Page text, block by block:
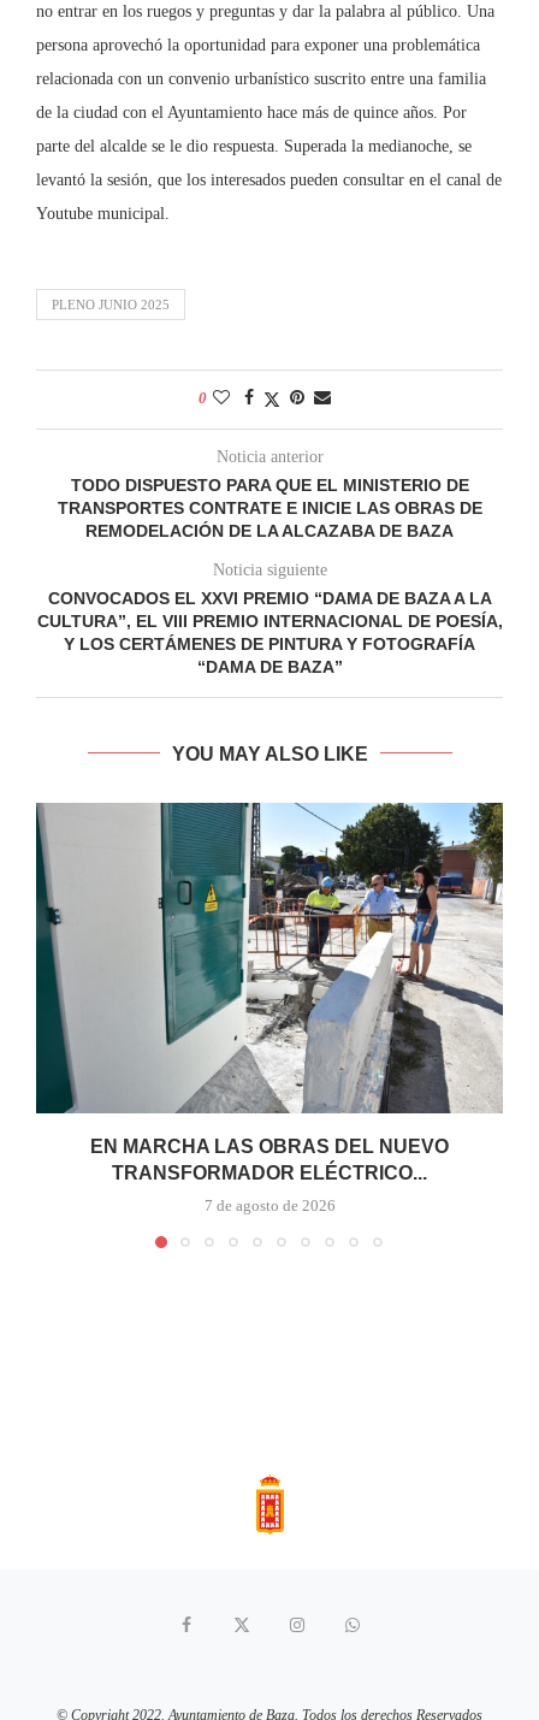
no entrar en los ruegos y preguntas y dar la palabra al público. Una
persona aprovechó la oportunidad para exponer una problemática
relacionada con un convenio urbanístico suscrito entre una familia
de la ciudad con el Ayuntamiento hace más de quince años. Por
parte del alcalde se le dio respuesta. Superada la medianoche, se
levantó la sesión, que los interesados pueden consultar en el canal de
Youtube municipal.
PLENO JUNIO 2025
0
Noticia anterior
TODO DISPUESTO PARA QUE EL MINISTERIO DE
TRANSPORTES CONTRATE E INICIE LAS OBRAS DE
REMODELACIÓN DE LA ALCAZABA DE BAZA
Noticia siguiente
CONVOCADOS EL XXVI PREMIO “DAMA DE BAZA A LA
CULTURA”, EL VIII PREMIO INTERNACIONAL DE POESÍA,
Y LOS CERTÁMENES DE PINTURA Y FOTOGRAFÍA
“DAMA DE BAZA”
YOU MAY ALSO LIKE
EN MARCHA LAS OBRAS DEL NUEVO
TRANSFORMADOR ELÉCTRICO...
7 de agosto de 2026
© Copyright 2022. Ayuntamiento de Baza. Todos los derechos Reservados